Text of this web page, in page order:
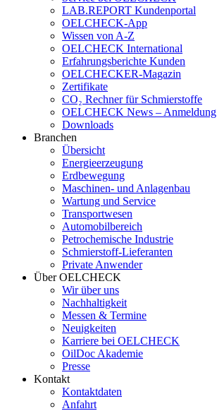
LAB.REPORT Kundenportal
OELCHECK-App
Wissen von A-Z
OELCHECK International
Erfahrungsberichte Kunden
OELCHECKER-Magazin
Zertifikate
CO₂ Rechner für Schmierstoffe
OELCHECK News – Anmeldung
Downloads
Branchen
Übersicht
Energieerzeugung
Erdbewegung
Maschinen- und Anlagenbau
Wartung und Service
Transportwesen
Automobilbereich
Petrochemische Industrie
Schmierstoff-Lieferanten
Private Anwender
Über OELCHECK
Wir über uns
Nachhaltigkeit
Messen & Termine
Neuigkeiten
Karriere bei OELCHECK
OilDoc Akademie
Presse
Kontakt
Kontaktdaten
Anfahrt